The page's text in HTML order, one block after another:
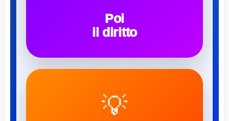
Poi
il diritto
💡